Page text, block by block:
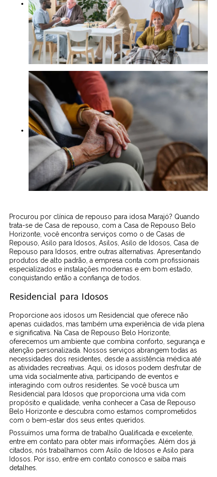
Procurou por clínica de repouso para idosa Marajó? Quando
trata-se de Casa de repouso, com a Casa de Repouso Belo
Horizonte, você encontra serviços como o de Casas de
Repouso, Asilo para Idosos, Asilos, Asilo de Idosos, Casa de
Repouso para Idosos, entre outras alternativas. Apresentando
produtos de alto padrão, a empresa conta com profissionais
especializados e instalações modernas e em bom estado,
conquistando então a confiança de todos.
Residencial para Idosos
Proporcione aos idosos um Residencial que oferece não
apenas cuidados, mas também uma experiência de vida plena
e significativa. Na Casa de Repouso Belo Horizonte,
oferecemos um ambiente que combina conforto, segurança e
atenção personalizada. Nossos serviços abrangem todas as
necessidades dos residentes, desde a assistência médica até
as atividades recreativas. Aqui, os idosos podem desfrutar de
uma vida socialmente ativa, participando de eventos e
interagindo com outros residentes. Se você busca um
Residencial para Idosos que proporciona uma vida com
propósito e qualidade, venha conhecer a Casa de Repouso
Belo Horizonte e descubra como estamos comprometidos
com o bem-estar dos seus entes queridos.
Possuímos uma forma de trabalho Qualificada e excelente,
entre em contato para obter mais informações. Além dos já
citados, nós trabalhamos com Asilo de Idosos e Asilo para
Idosos. Por isso, entre em contato conosco e saiba mais
detalhes.